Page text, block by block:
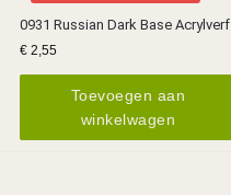
0931 Russian Dark Base Acrylverf
€ 2,55
Toevoegen aan
winkelwagen